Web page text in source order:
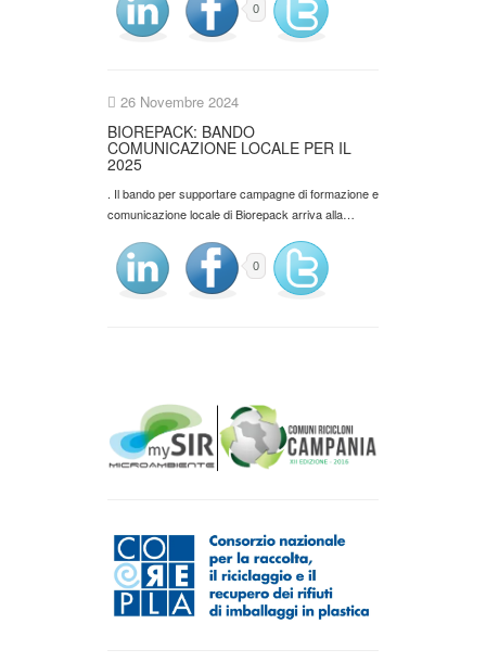
0
26 Novembre 2024
BIOREPACK: BANDO
COMUNICAZIONE LOCALE PER IL
2025
. Il bando per supportare campagne di formazione e
comunicazione locale di Biorepack arriva alla…
0